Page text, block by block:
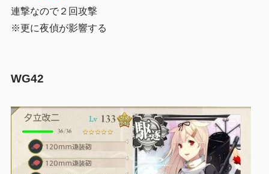
連撃なので２回攻撃
※更に夜偵が影響する
WG42